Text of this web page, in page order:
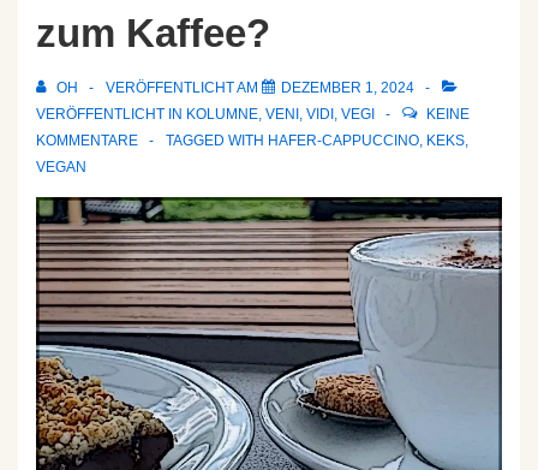
zum Kaffee?
OH VERÖFFENTLICHT AM
DEZEMBER 1, 2024
VERÖFFENTLICHT IN KOLUMNE, VENI, VIDI, VEGI
KEINE
KOMMENTARE
TAGGED WITH HAFER-CAPPUCCINO, KEKS,
VEGAN